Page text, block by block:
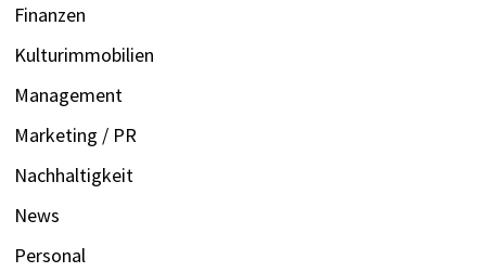
Finanzen
Kulturimmobilien
Management
Marketing / PR
Nachhaltigkeit
News
Personal